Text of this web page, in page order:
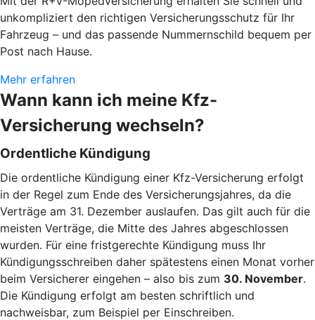
unkompliziert den richtigen Versicherungsschutz für Ihr
Fahrzeug – und das passende Nummernschild bequem per
Post nach Hause.
Mehr erfahren
Wann kann ich meine Kfz-
Versicherung wechseln?
Ordentliche Kündigung
Die ordentliche Kündigung einer Kfz-Versicherung erfolgt
in der Regel zum Ende des Versicherungsjahres, da die
Verträge am 31. Dezember auslaufen. Das gilt auch für die
meisten Verträge, die Mitte des Jahres abgeschlossen
wurden. Für eine fristgerechte Kündigung muss Ihr
Kündigungsschreiben daher spätestens einen Monat vorher
beim Versicherer eingehen – also bis zum 30. November.
Die Kündigung erfolgt am besten schriftlich und
nachweisbar, zum Beispiel per Einschreiben.